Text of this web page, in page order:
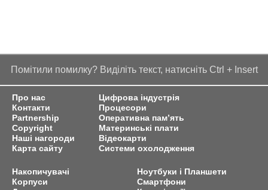
Помітили помилку? Виділіть текст, натисніть Ctrl + Insert
Про нас
Контакти
Partnership
Copyright
Наші нагороди
Карта сайту
Цифрова індустрія
Процесори
Оперативна пам’ять
Материнські плати
Відеокарти
Системи охолодження
Накопичувачі
Корпуси
Ноутбуки і Планшети
Смартфони